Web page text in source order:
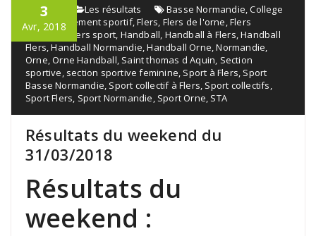
3
Avr, 2018
admin Les résultats Basse Normandie ,College
Flers,Événement sportif,Flers Flers de l'orne ,Flers
handball, Flers sport Handball Handball à Flers ,Handball
Flers ,Handball Normandie ,Handball Orne ,Normandie
Orne ,Orne Handball Saint thomas d Aquin Section
sportive section sportive feminine Sport à Flers Sport
Basse Normandie Sport collectif à Flers Sport collectifs
Sport Flers Sport Normandie Sport Orne STA
Résultats du weekend du
31/03/2018
Résultats du
weekend :